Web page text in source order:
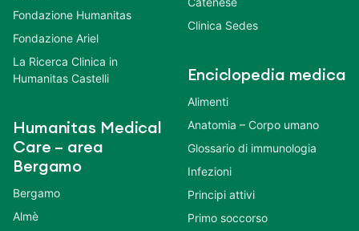
Fondazione Humanitas
Fondazione Ariel
La Ricerca Clinica in
Humanitas Castelli
Humanitas Medical
Care – area
Bergamo
Bergamo
Almè
Clinica Sedes
Enciclopedia medica
Alimenti
Anatomia – Corpo umano
Glossario di immunologia
Infezioni
Principi attivi
Primo soccorso